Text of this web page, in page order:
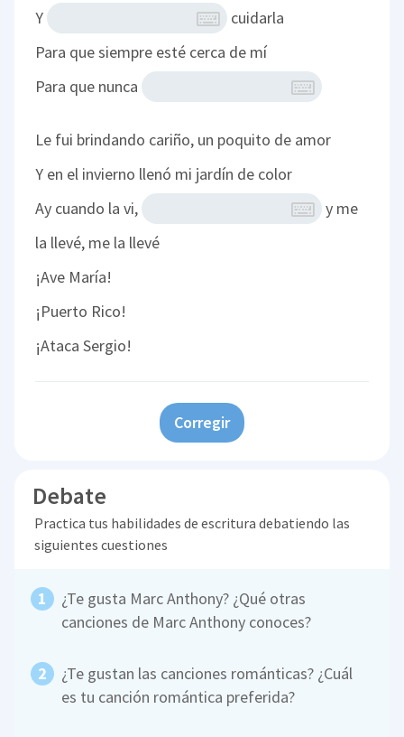
Y
cuidarla
Para que siempre esté cerca de mí
Para que nunca
Le fui brindando cariño, un poquito de amor
Y en el invierno llenó mi jardín de color
Ay cuando la vi,
y me
la llevé, me la llevé
¡Ave María!
¡Puerto Rico!
¡Ataca Sergio!
Corregir
Debate
Practica tus habilidades de escritura debatiendo las
siguientes cuestiones
¿Te gusta Marc Anthony? ¿Qué otras
canciones de Marc Anthony conoces?
¿Te gustan las canciones románticas? ¿Cuál
es tu canción romántica preferida?